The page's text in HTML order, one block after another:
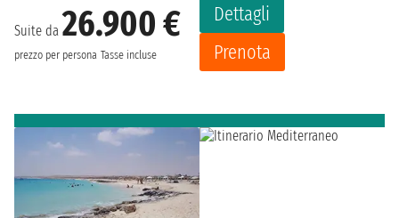
Suite da 26.900 €
prezzo per persona Tasse incluse
Dettagli
Prenota